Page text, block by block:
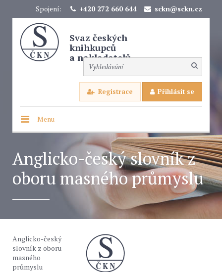
Spojení: +420 272 660 644 sckn@sckn.cz
Svaz českých
knihkupců
a nakladatelů
Registrace Přihlásit se
Menu
Anglicko-český slovník z
oboru masného průmyslu
Anglicko-český
slovník z oboru
masného
průmyslu